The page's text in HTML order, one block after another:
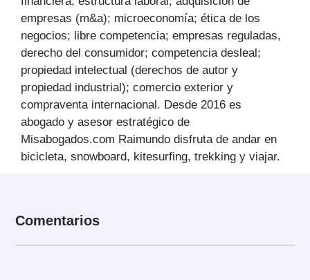
empresas (m&a); microeconomía; ética de los
negocios; libre competencia; empresas reguladas,
derecho del consumidor; competencia desleal;
propiedad intelectual (derechos de autor y
propiedad industrial); comercio exterior y
compraventa internacional. Desde 2016 es
abogado y asesor estratégico de
Misabogados.com Raimundo disfruta de andar en
bicicleta, snowboard, kitesurfing, trekking y viajar.
Comentarios